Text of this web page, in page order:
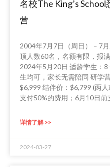
名校The King’s
营
2004年7月7日（周日） – 7
顶人数60名，名额有限，报
2024年5月20日 适龄学生：
生均可，家长无需陪同 研学
$6,999 结伴价：$6,799 (两
支付50%的费用；6月10日前
详情了解 >>
2024-03-27